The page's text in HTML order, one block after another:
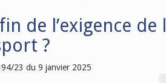
de l’exigence
?
23 du 9 janvier 2025